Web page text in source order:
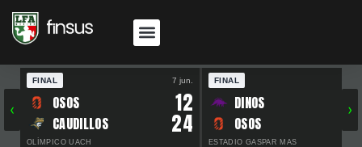
‹
FINAL 7 jun.
OSOS 12
CAUDILLOS 24
OLÍMPICO UACH
FINAL
DINOS
OSOS
ESTADIO GASPAR MAS
›